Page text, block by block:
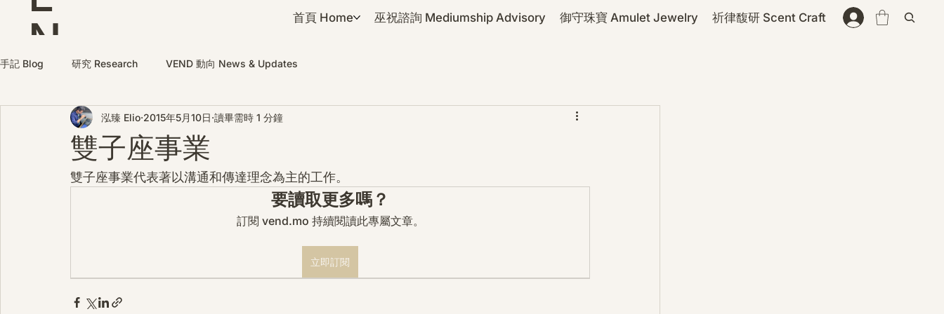
N
D
首頁 Home 巫祝諮詢 Mediumship Advisory 御守珠寶 Amulet Jewelry 祈律馥研 Scent Craft
手記 Blog 研究 Research VEND 動向 News & Updates
雙子座事業
泓臻 Elio 2015年5月10日 讀畢需時 1 分鐘
雙子座事業代表著以溝通和傳達理念為主的工作。
要讀取更多嗎？
訂閱 vend.mo 持續閱讀此專屬文章。
立即訂閱